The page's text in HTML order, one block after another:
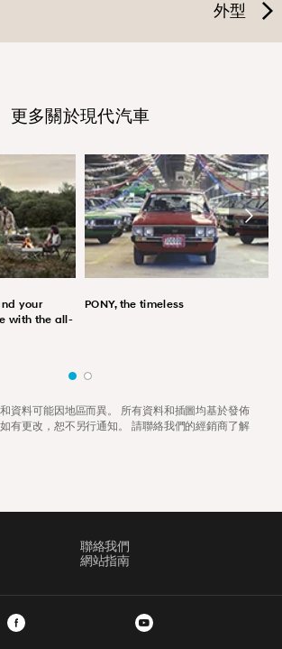
外型
更多關於現代汽車
your
with the all-
PONY, the timeless
資料可能因地區而異。 所有資料和插圖均基於發佈
有更改，恕不另行通知。 請聯絡我們的經銷商了解
聯絡我們
網站指南